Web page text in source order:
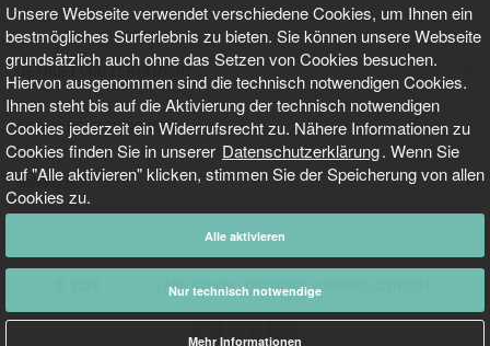
Unsere Webseite verwendet verschiedene Cookies, um Ihnen ein
bestmögliches Surferlebnis zu bieten. Sie können unsere Webseite
grundsätzlich auch ohne das Setzen von Cookies besuchen.
Hiervon ausgenommen sind die technisch notwendigen Cookies.
Ihnen steht bis auf die Aktivierung der technisch notwendigen
Cookies jederzeit ein Widerrufsrecht zu. Nähere Informationen zu
Cookies finden Sie in unserer Datenschutzerklärung. Wenn Sie
auf "Alle aktivieren" klicken, stimmen Sie der Speicherung von allen
Cookies zu.
Alle aktivieren
Nur technisch notwendige
Mehr Informationen
GEPRÜFT UND ZERTIFIZIERT
AKTUELLE NACHRICHTEN
TARIFO.DE
Alle Inhalte unterliegen unserem Copyright.